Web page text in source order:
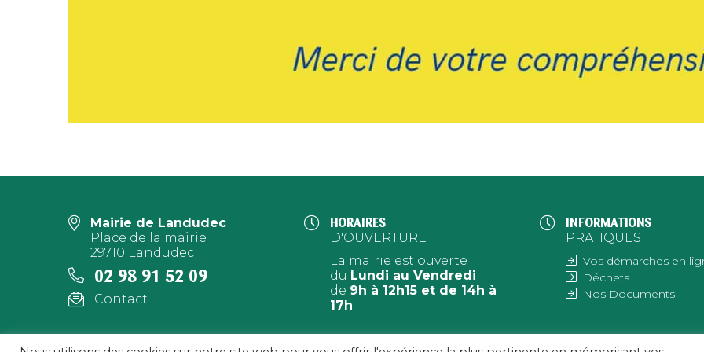
Mairie de Landudec
Place de la mairie
29710 Landudec
02 98 91 52 09
Contact
HORAIRES
D'OUVERTURE
La mairie est ouverte
du Lundi au Vendredi
de 9h à 12h15 et de 14h à
17h
INFORMATIONS
PRATIQUES
Vos démarches en
Déchets
Nos Documents